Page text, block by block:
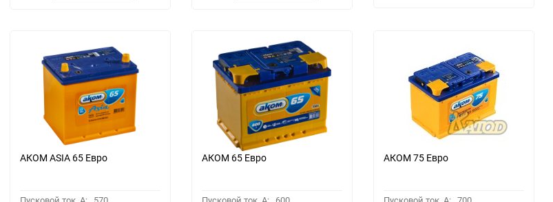
АКОМ ASIA 65 Евро АКОМ 65 Евро АКОМ 75 Евро